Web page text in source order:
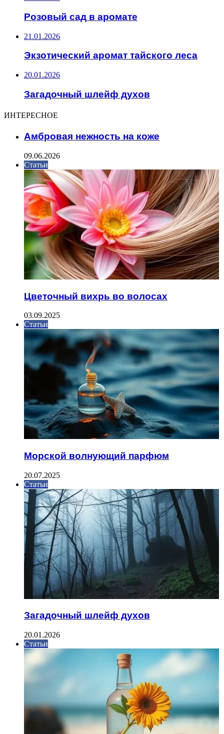
Розовый сад в аромате
21.01.2026
Экзотический аромат тайского леса
20.01.2026
Загадочный шлейф духов
ИНТЕРЕСНОЕ
Амбровая нежность на коже
09.06.2026
Статьи
Цветочный вихрь во волосах
03.09.2025
Статьи
Морской волнующий парфюм
20.07.2025
Статьи
Загадочный шлейф духов
20.01.2026
Статьи